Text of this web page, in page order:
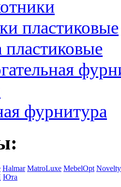
пластиковые
фурнитура
Halmar MatroLuxe MebelOpt Novelty
Юта